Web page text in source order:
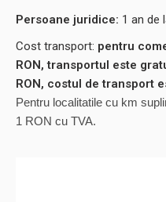
Persoane juridice: 1 an de
Cost transport: pentru
RON, transportul este
RON, costul de transport
Pentru localitatile cu km
1 RON cu TVA.